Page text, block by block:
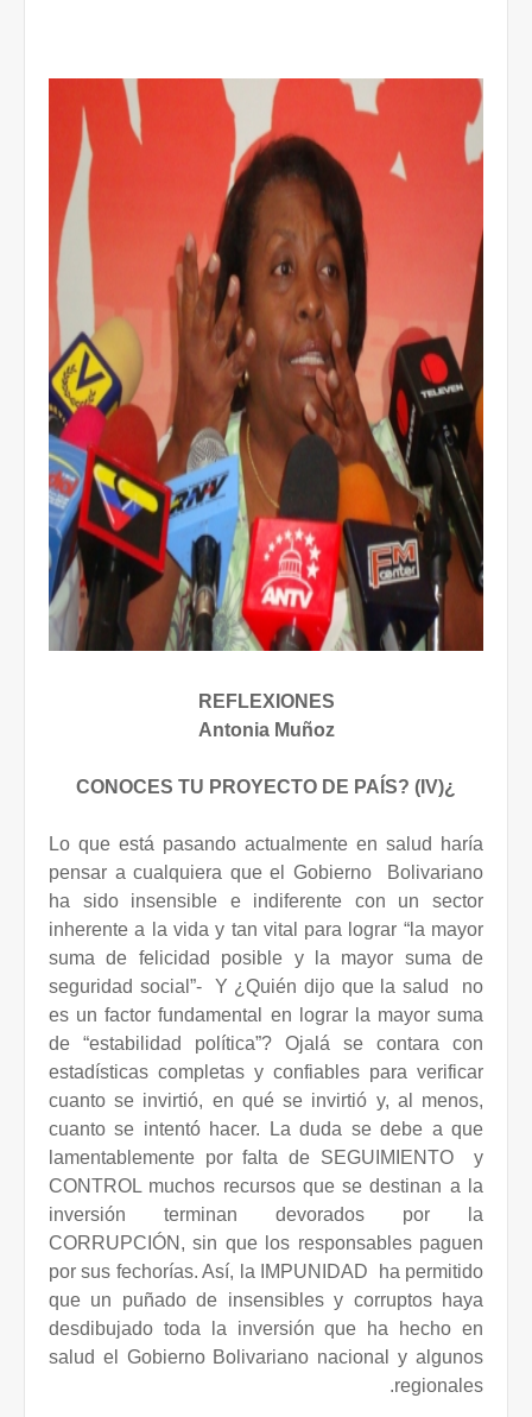
REFLEXIONES
Antonia Muñoz
¿CONOCES TU PROYECTO DE PAÍS? (IV)
Lo que está pasando actualmente en salud haría
pensar a cualquiera que el Gobierno
Bolivariano
ha sido insensible e indiferente con un sector
inherente a la vida y tan vital para lograr “la mayor
suma de felicidad posible y la mayor suma de
seguridad social”-
Y ¿Quién dijo que la salud
no
es un factor fundamental en lograr la mayor suma
de “estabilidad política”? Ojalá se contara con
estadísticas completas y confiables para verificar
cuanto se invirtió, en qué se invirtió y, al menos,
cuanto se intentó hacer. La duda se debe a que
lamentablemente por falta de SEGUIMIENTO
y
CONTROL muchos recursos que se destinan a la
inversión terminan devorados por la
CORRUPCIÓN, sin que los responsables paguen
por sus fechorías. Así, la IMPUNIDAD
ha permitido
que un puñado de insensibles y corruptos haya
desdibujado toda la inversión que ha hecho en
salud el Gobierno Bolivariano nacional y algunos
regionales.